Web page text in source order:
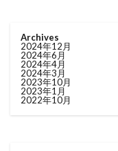
Archives
2024年12月
2024年6月
2024年4月
2024年3月
2023年10月
2023年1月
2022年10月